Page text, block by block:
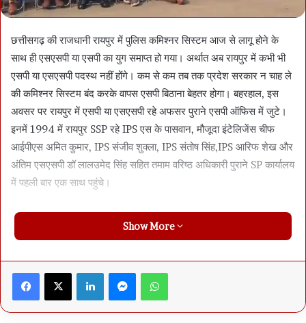
छत्तीसगढ़ की राजधानी रायपुर में पुलिस कमिश्नर सिस्टम आज से लागू होने के
साथ ही एसएसपी या एसपी का युग समाप्त हो गया। अर्थात अब रायपुर में कभी भी
एसपी या एसएसपी पदस्थ नहीं होंगे। कम से कम तब तक प्रदेश सरकार न चाह ले
की कमिश्नर सिस्टम बंद करके वापस एसपी बिठाना बेहतर होगा। बहरहाल, इस
अवसर पर रायपुर में एसपी या एसएसपी रहे अफसर पुराने एसपी ऑफिस में जुटे।
इनमें 1994 में रायपुर SSP रहे IPS एस के पासवान, मौजूदा इंटेलिजेंस चीफ
आईपीएस अमित कुमार, IPS संजीव शुक्ला, IPS संतोष सिंह,IPS आरिफ शेख और
अंतिम एसएसपी डॉ लालउमेद सिंह सहित तमाम वरिष्ठ अधिकारी पुराने SP कार्यालय
में पहली बार एक साथ पहुंचे।
Show More
Facebook X LinkedIn